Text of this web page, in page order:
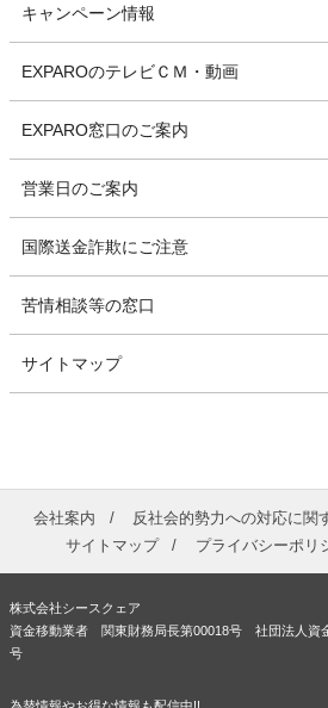
キャンペーン情報
EXPAROのテレビＣＭ・動画
EXPARO窓口のご案内
営業日のご案内
国際送金詐欺にご注意
苦情相談等の窓口
サイトマップ
会社案内 反社会的勢力への対応に関
サイトマップ
プライバシーポリ
株式会社シースクェア
資金移動業者 関東財務局長第00018号 社団法人資
号